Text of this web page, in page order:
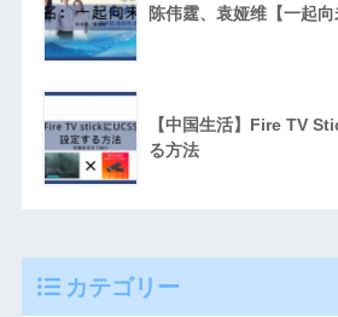
陈伟霆、袁娅维【一起
【中国生活】Fire TV
る方法
カテゴリー